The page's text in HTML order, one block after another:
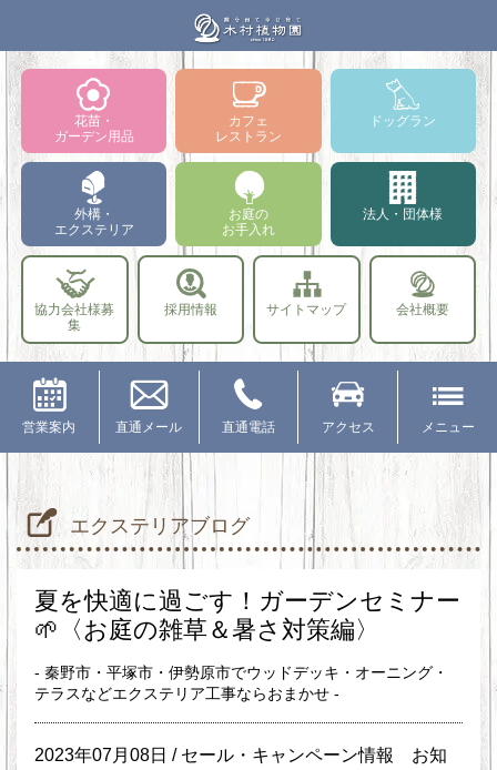
花苗・
ガーデン用品
カフェ
レストラン
ドッグラン
外構・
エクステリア
お庭の
お手入れ
法人・団体様
協力会社様募
集
採用情報 サイトマップ 会社概要
営業案内 直通メール 直通電話 アクセス メニュー
エクステリアブログ
夏を快適に過ごす！ガーデンセミナー
🌱〈お庭の雑草＆暑さ対策編〉
- 秦野市・平塚市・伊勢原市でウッドデッキ・オーニング・
テラスなどエクステリア工事ならおまかせ -
2023年07月08日 / セール・キャンペーン情報
お知